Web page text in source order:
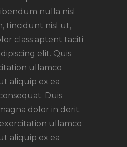
nulla nisl
tincidunt nisl ut,
class aptent taciti
elit. Quis
ullamco
aliquip ex ea
Duis
dolor in derit.
ullamco
aliquip ex ea